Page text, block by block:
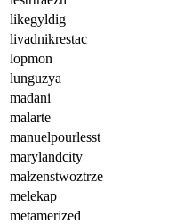
likegyldig
livadnikrestac
lopmon
lunguzya
madani
malarte
manuelpourlesst
marylandcity
małzenstwoztrze
melekap
metamerized